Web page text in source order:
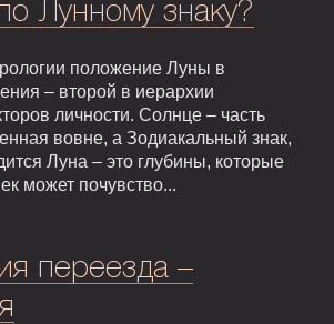
Лунному знаку?
положение Луны в
– второй в иерархии
личности. Солнце – часть
вовне, а Зодиакальный знак,
Луна – это глубины, которые
может почувство...
переезда –